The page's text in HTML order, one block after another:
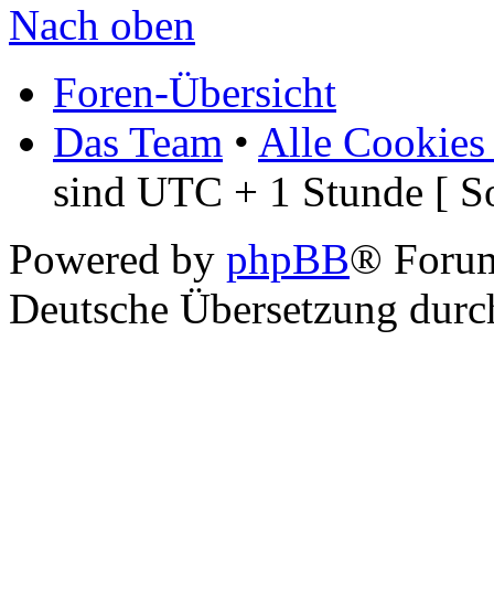
Nach oben
Foren-Übersicht
Das Team • Alle Cookies
sind UTC + 1 Stunde [
Powered by phpBB®
Deutsche Übersetzung